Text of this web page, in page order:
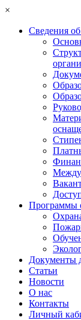
×
Сведения
Программы
Документы
Статьи
Новости
О нас
Контакты
Личный